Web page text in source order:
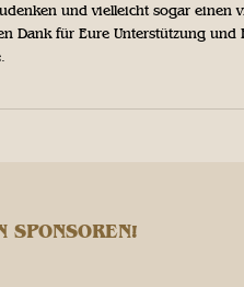
und vielleicht sogar einen
Dank für Eure Unterstützung und
SPONSOREN!